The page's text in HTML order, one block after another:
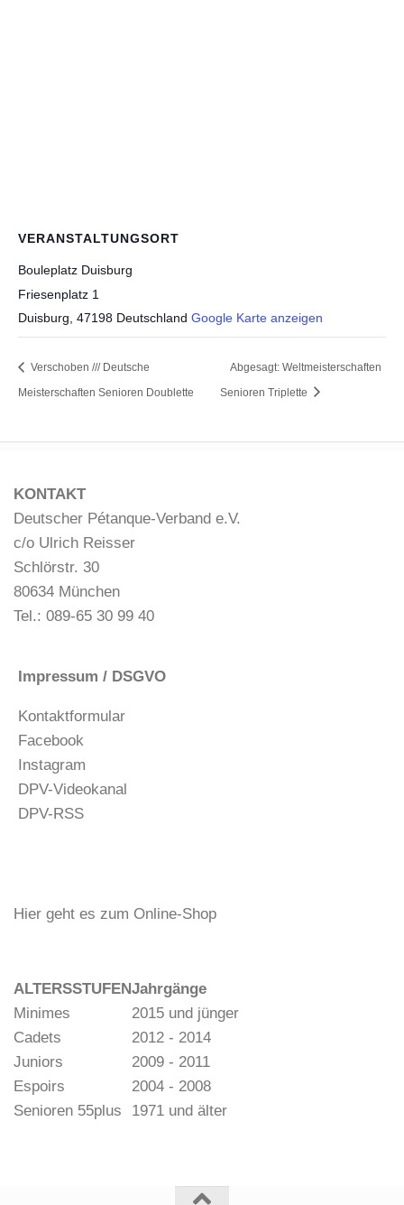
VERANSTALTUNGSORT
Bouleplatz Duisburg
Friesenplatz 1
Duisburg 47198 Deutschland Google Karte anzeigen
Verschoben /// Deutsche
Meisterschaften Senioren Doublette
Abgesagt: Weltmeisterschaften
Senioren Triplette
KONTAKT
Deutscher Pétanque-Verband e.V.
c/o Ulrich Reisser
Schlörstr. 30
80634 München
Tel.: 089-65 30 99 40
Impressum / DSGVO
Kontaktformular
Facebook
Instagram
DPV-Videokanal
DPV-RSS
Hier geht es zum Online-Shop
ALTERSSTUFENJahrgänge
Minimes
2015 und jünger
Cadets
2012 - 2014
Juniors
2009 - 2011
Espoirs
2004 - 2008
Senioren 55plus
1971 und älter